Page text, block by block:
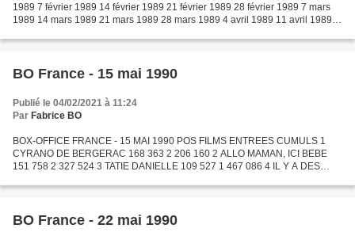
1989 7 février 1989 14 février 1989 21 février 1989 28 février 1989 7 mars
1989 14 mars 1989 21 mars 1989 28 mars 1989 4 avril 1989 11 avril 1989
BO France - 15 mai 1990
Publié le 04/02/2021 à 11:24
Par Fabrice BO
BOX-OFFICE FRANCE - 15 MAI 1990 POS FILMS ENTREES CUMULS 1
CYRANO DE BERGERAC 168 363 2 206 160 2 ALLO MAMAN, ICI BEBE
151 758 2 327 524 3 TATIE DANIELLE 109 527 1 467 086 4 IL Y A DES
DISPARUS...
BO France - 22 mai 1990